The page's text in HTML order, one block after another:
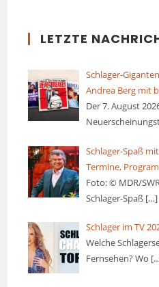
LETZTE
Schlager-
Andrea Berg mit
Der 7. August
Schlager-Spaß
Termine,
Foto: © MDR/
Schlager-Spaß […]
Schlager im TV
Welche
Fernsehen? Wo